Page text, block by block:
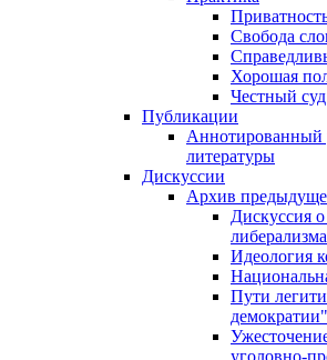
Свобода
Хорошая
Честный суд
Публикации
Аннотированный
литературы
Дискуссии
Архив
Дискуссия
Идеология
Пути
демократии"
уголовно-